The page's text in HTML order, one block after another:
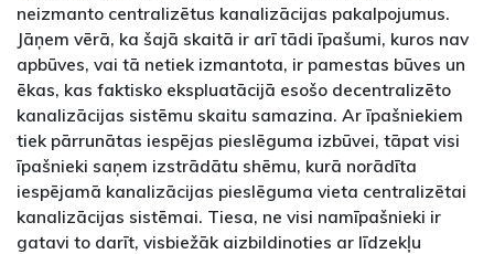
neizmanto centralizētus kanalizācijas pakalpojumus.
Jāņem vērā, ka šajā skaitā ir arī tādi īpašumi, kuros nav
apbūves, vai tā netiek izmantota, ir pamestas būves un
ēkas, kas faktisko ekspluatācijā esošo decentralizēto
kanalizācijas sistēmu skaitu samazina. Ar īpašniekiem
tiek pārrunātas iespējas pieslēguma izbūvei, tāpat visi
īpašnieki saņem izstrādātu shēmu, kurā norādīta
iespējamā kanalizācijas pieslēguma vieta centralizētai
kanalizācijas sistēmai. Tiesa, ne visi namīpašnieki ir
gatavi to darīt, visbiežāk aizbildinoties ar līdzekļu